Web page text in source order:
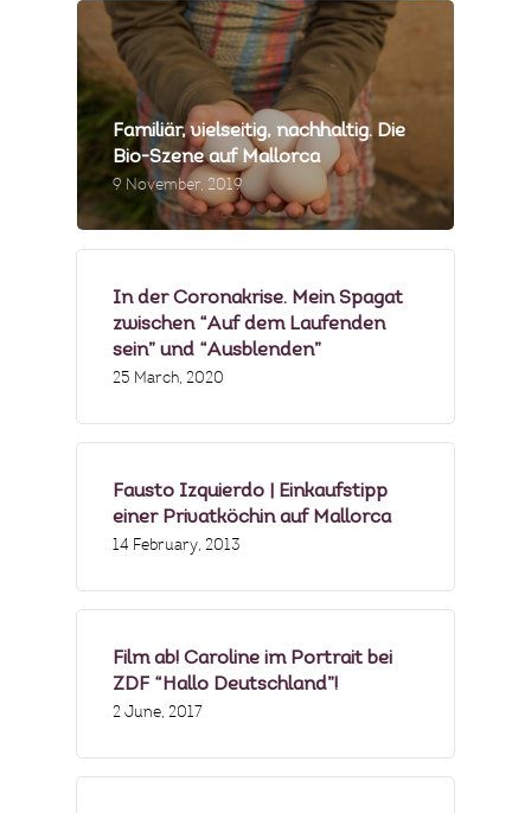
Familiär, vielseitig, nachhaltig. Die
Bio-Szene auf Mallorca
9 November, 2019
In der Coronakrise. Mein Spagat
zwischen “Auf dem Laufenden
sein” und “Ausblenden”
25 March, 2020
Fausto Izquierdo | Einkaufstipp
einer Privatköchin auf Mallorca
14 February, 2013
Film ab! Caroline im Portrait bei
ZDF “Hallo Deutschland”!
2 June, 2017